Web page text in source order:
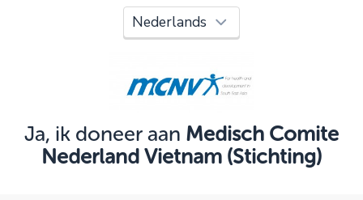
Ja, ik doneer aan Medisch Comite
Nederland Vietnam (Stichting)
Oeps!
Controleer en verbeter je invoer en probeer het
OK